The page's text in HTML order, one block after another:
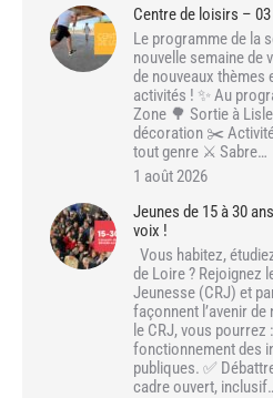
Centre de loisirs –
Le programme de la
nouvelle semaine de
de nouveaux thèmes
activités ! ✨ Au
Zone 🌳 Sortie à
décoration ✂️
tout genre ⚔️ Sabre…
1 août 2026
Jeunes de 15 à 30
voix !
Vous habitez,
de Loire ? Rejoignez
Jeunesse (CRJ) et
façonnent l’avenir
le CRJ, vous
fonctionnement des
publiques. ✅
cadre ouvert,